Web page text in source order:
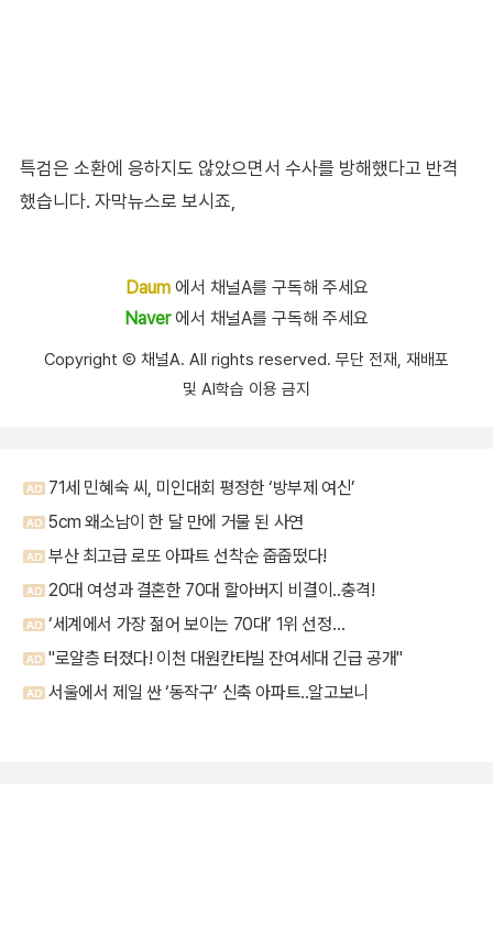
특검은 소환에 응하지도 않았으면서 수사를 방해했다고 반격
했습니다. 자막뉴스로 보시죠,
Daum에서 채널A를 구독해 주세요
Naver에서 채널A를 구독해 주세요
Copyright Ⓒ 채널A. All rights reserved. 무단 전재, 재배포
및 AI학습 이용 금지